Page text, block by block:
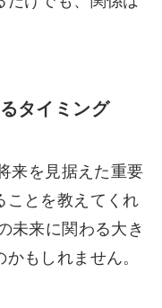
タイミング
来を見据えた重要
ことを教えてくれ
未来に関わる大き
もしれません。